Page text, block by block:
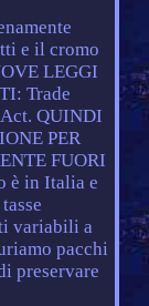
e il cromo
LEGGI
Trade
QUINDI
PER
FUORI
è in Italia e
variabili a
pacchi
preservare